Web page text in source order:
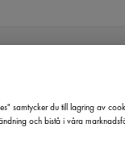
samtycker du till lagring av
och bistå i våra